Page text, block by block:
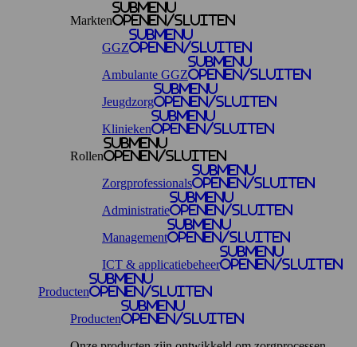
Markten
Submenu
openen/sluiten
GGZ
Submenu
openen/sluiten
Ambulante GGZ
Submenu
openen/sluiten
Jeugdzorg
Submenu
openen/sluiten
Klinieken
Submenu
openen/sluiten
Rollen
Submenu
openen/sluiten
Zorgprofessionals
Submenu
openen/sluiten
Administratie
Submenu
openen/sluiten
Management
Submenu
openen/sluiten
ICT & applicatiebeheer
Submenu
openen/sluiten
Producten
Submenu
openen/sluiten
Producten
Submenu
openen/sluiten